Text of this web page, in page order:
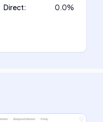
Direct: 0.0%